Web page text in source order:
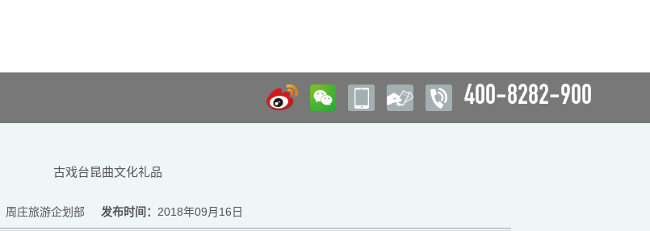
400-8282-900
古戏台昆曲文化礼品
周庄旅游企划部 发布时间： 2018年09月16日